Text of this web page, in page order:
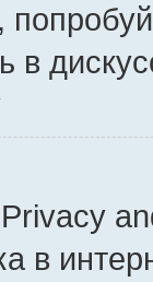
в
в